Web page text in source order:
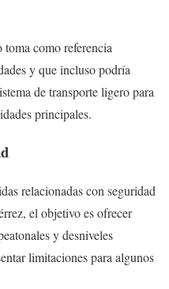
como referencia
y que incluso podría
de transporte ligero para
principales.
relacionadas con seguridad
el objetivo es ofrecer
y desniveles
limitaciones para algunos